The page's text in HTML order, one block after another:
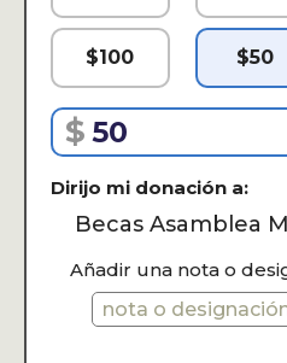
$100 $50
$
Dirijo mi donación a:
Becas Asamblea
Añadir una nota o